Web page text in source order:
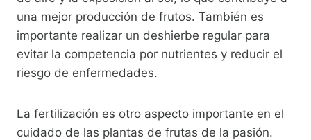
una mejor producción de frutos. También es
importante realizar un deshierbe regular para
evitar la competencia por nutrientes y reducir el
riesgo de enfermedades.
La fertilización es otro aspecto importante en el
cuidado de las plantas de frutas de la pasión.